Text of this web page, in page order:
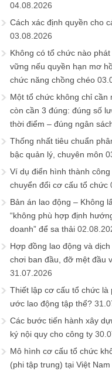
04.08.2026
Cách xác định quyền cho
03.08.2026
Không có tổ chức nào
vững nếu quyền hạn mơ
chức năng chồng chéo
Một tổ chức không chỉ cần
còn cần 3 đúng: đúng số
thời điểm – đúng ngân
Thống nhất tiêu chuẩn
bậc quản lý, chuyên môn
Ví dụ điển hình thành công
chuyển đổi cơ cấu tổ chức
Bản án lao động – Không
“không phù hợp định
doanh” để sa thải
Hợp đồng lao động và
chơi ban đầu, đỡ mệt đầu
31.07.2026
Thiết lập cơ cấu tổ chức là
ước lao động tập thể?
Các bước tiến hành xây
ký nội quy cho công ty
Mô hình cơ cấu tổ chức
(phi tập trung) tại Việt Nam